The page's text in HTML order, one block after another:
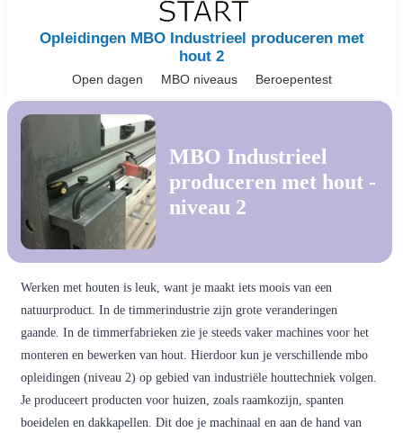
Opleidingen MBO Industrieel produceren met
hout 2
Open dagen MBO niveaus Beroepentest
MBO Industrieel
produceren met hout -
niveau 2
Werken met houten is leuk, want je maakt iets moois van een
natuurproduct. In de timmerindustrie zijn grote veranderingen
gaande. In de timmerfabrieken zie je steeds vaker machines voor het
monteren en bewerken van hout. Hierdoor kun je verschillende mbo
opleidingen (niveau 2) op gebied van industriële houttechniek volgen.
Je produceert producten voor huizen, zoals raamkozijn, spanten
boeidelen en dakkapellen. Dit doe je machinaal en aan de hand van